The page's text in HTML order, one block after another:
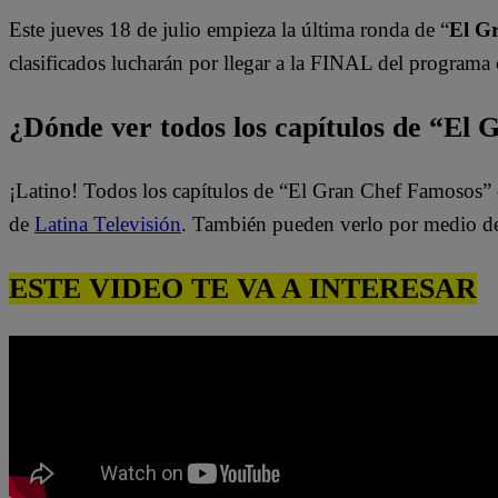
Este jueves 18 de julio empieza la última ronda de “El
clasificados lucharán por llegar a la FINAL del
¿Dónde ver todos los capítulos de “El
¡Latino! Todos los capítulos de “El Gran Chef
de Latina Televisión. También pueden verlo por medio
ESTE VIDEO TE VA A INTERESAR